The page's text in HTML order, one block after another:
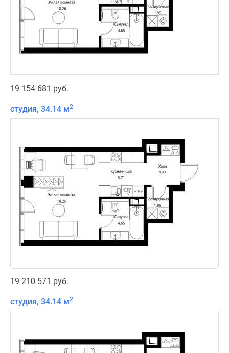
19 154 681 руб.
студия, 34.14 м2
19 210 571 руб.
студия, 34.14 м2